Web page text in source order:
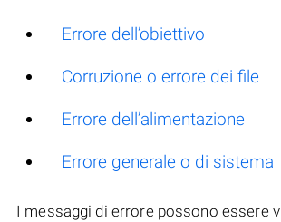
Errore dell’obiettivo
Corruzione o errore dei file
Errore dell’alimentazione
Errore generale o di sistema
I messaggi di errore possono essere